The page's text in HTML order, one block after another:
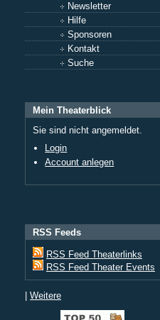
Newsletter
Hilfe
Sponsoren
Kontakt
Suche
Mein Theaterblick
Sie sind nicht angemeldet.
Login
Account anlegen
RSS Feeds
RSS Feed Theaterlinks
RSS Feed Theater Events
| Weitere